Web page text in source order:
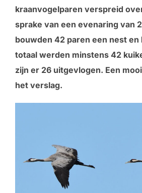
kraanvogelparen verspreid
sprake van een evenaring van
bouwden 42 paren een nest en
totaal werden minstens 42
zijn er 26 uitgevlogen. Een
het verslag.